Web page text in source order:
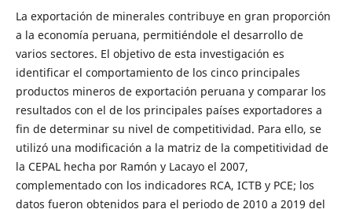
La exportación de minerales contribuye en gran proporción
a la economía peruana, permitiéndole el desarrollo de
varios sectores. El objetivo de esta investigación es
identificar el comportamiento de los cinco principales
productos mineros de exportación peruana y comparar los
resultados con el de los principales países exportadores a
fin de determinar su nivel de competitividad. Para ello, se
utilizó una modificación a la matriz de la competitividad de
la CEPAL hecha por Ramón y Lacayo el 2007,
complementado con los indicadores RCA, ICTB y PCE; los
datos fueron obtenidos para el periodo de 2010 a 2019 del